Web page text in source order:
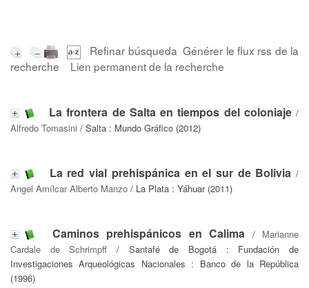
Refinar búsqueda Générer le flux rss de la
recherche
Lien permanent de la recherche
La frontera de Salta en tiempos del coloniaje/
Alfredo Tomasini / Salta : Mundo Gráfico (2012)
La red vial prehispánica en el sur de Bolivia /
Angel Amílcar Alberto Manzo / La Plata : Yáhuar (2011)
Caminos prehispánicos en Calima / Marianne
Cardale de Schrimpff / Santafé de Bogotá : Fundación de
Investigaciones Arqueológicas Nacionales : Banco de la República
(1996)